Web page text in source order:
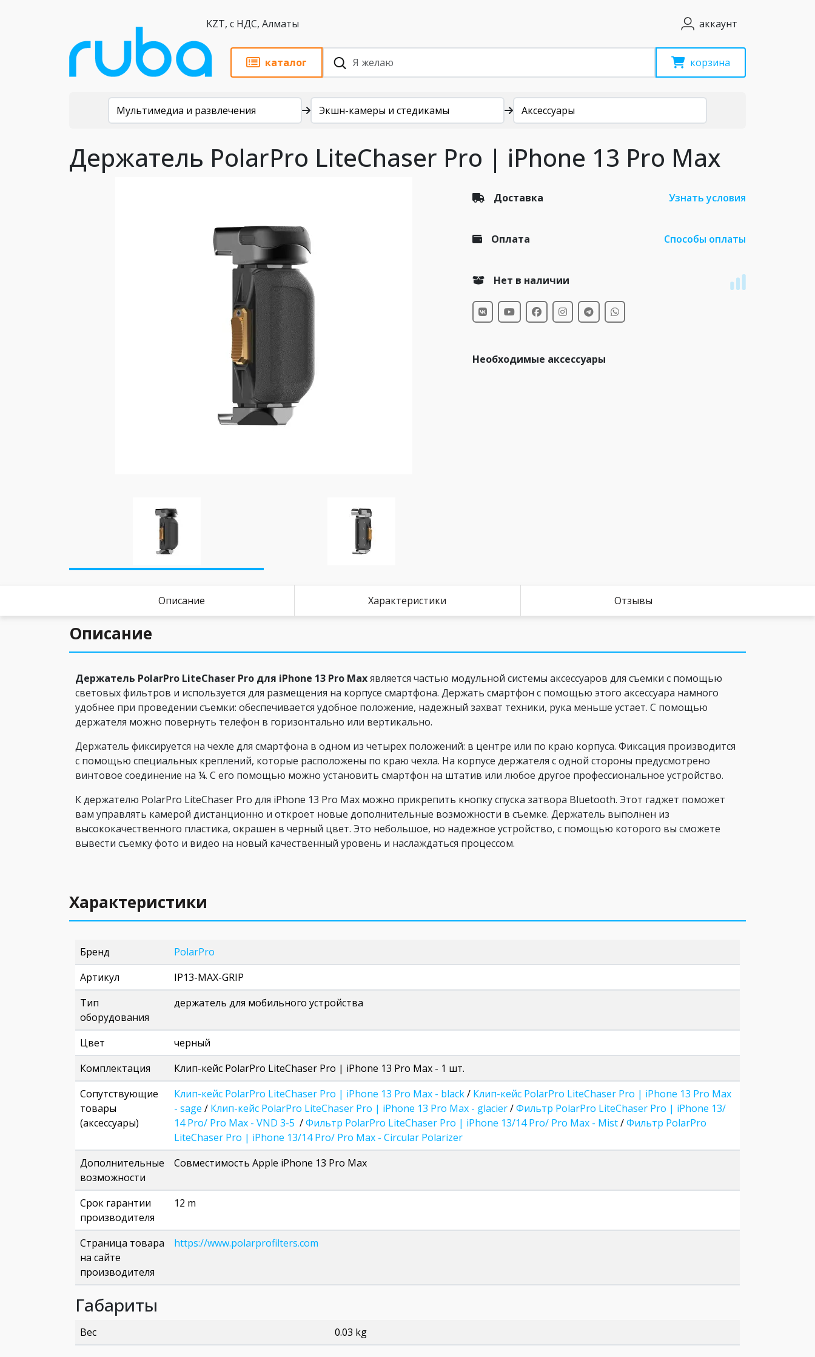
KZT, с НДС, Алматы аккаунт
каталог корзина
Каталог
Мультимедиа и развлечения Экшн-камеры и стедикамы Аксессуары
Держатель PolarPro LiteChaser Pro | iPhone 13 Pro Max
Доставка Узнать условия
Оплата Способы оплаты
Нет в наличии
Необходимые аксессуары
Описание Характеристики Отзывы
Описание
Держатель PolarPro LiteChaser Pro для iPhone 13 Pro Maxявляется частью модульной системы аксессуаров для съемки с помощью
световых фильтров и используется для размещения на корпусе смартфона. Держать смартфон с помощью этого аксессуара намного
удобнее при проведении съемки: обеспечивается удобное положение, надежный захват техники, рука меньше устает. С помощью
держателя можно повернуть телефон в горизонтально или вертикально.
Держатель фиксируется на чехле для смартфона в одном из четырех положений: в центре или по краю корпуса. Фиксация производится
с помощью специальных креплений, которые расположены по краю чехла. На корпусе держателя с одной стороны предусмотрено
винтовое соединение на ¼. С его помощью можно установить смартфон на штатив или любое другое профессиональное устройство.
К держателю PolarPro LiteChaser Pro для iPhone 13 Pro Max можно прикрепить кнопку спуска затвора Bluetooth. Этот гаджет поможет
вам управлять камерой дистанционно и откроет новые дополнительные возможности в съемке. Держатель выполнен из
высококачественного пластика, окрашен в черный цвет. Это небольшое, но надежное устройство, с помощью которого вы сможете
вывести съемку фото и видео на новый качественный уровень и наслаждаться процессом.
Характеристики
Бренд
PolarPro
Артикул
IP13-MAX-GRIP
Тип
оборудования
держатель для мобильного устройства
Цвет
черный
Комплектация
Клип-кейс PolarPro LiteChaser Pro | iPhone 13 Pro Max - 1 шт.
Сопутствующие
товары
(аксессуары)
Клип-кейс PolarPro LiteChaser Pro | iPhone 13 Pro Max - black/ Клип-кейс PolarPro LiteChaser Pro | iPhone 13 Pro Max
- sage / Клип-кейс PolarPro LiteChaser Pro | iPhone 13 Pro Max - glacier/Фильтр PolarPro LiteChaser Pro | iPhone 13/
14 Pro/ Pro Max - VND 3-5 /Фильтр PolarPro LiteChaser Pro | iPhone 13/14 Pro/ Pro Max - Mist/Фильтр PolarPro
LiteChaser Pro | iPhone 13/14 Pro/ Pro Max - Circular Polarizer
Дополнительные
возможности
Совместимость Apple iPhone 13 Pro Max
Срок гарантии
производителя
12 m
Страница товара
на сайте
производителя
https://www.polarprofilters.com
Габариты
Вес 0.03 kg